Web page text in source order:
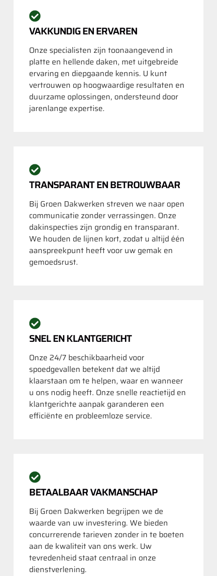
VAKKUNDIG EN ERVAREN
Onze specialisten zijn toonaangevend in
platte en hellende daken, met uitgebreide
ervaring en diepgaande kennis. U kunt
vertrouwen op hoogwaardige resultaten en
duurzame oplossingen, ondersteund door
jarenlange expertise.
TRANSPARANT EN BETROUWBAAR
Bij Groen Dakwerken streven we naar open
communicatie zonder verrassingen. Onze
dakinspecties zijn grondig en transparant.
We houden de lijnen kort, zodat u altijd één
aanspreekpunt heeft voor uw gemak en
gemoedsrust.
SNEL EN KLANTGERICHT
Onze 24/7 beschikbaarheid voor
spoedgevallen betekent dat we altijd
klaarstaan om te helpen, waar en wanneer
u ons nodig heeft. Onze snelle reactietijd en
klantgerichte aanpak garanderen een
efficiënte en probleemloze service.
BETAALBAAR VAKMANSCHAP
Bij Groen Dakwerken begrijpen we de
waarde van uw investering. We bieden
concurrerende tarieven zonder in te boeten
aan de kwaliteit van ons werk. Uw
tevredenheid staat centraal in onze
dienstverlening.